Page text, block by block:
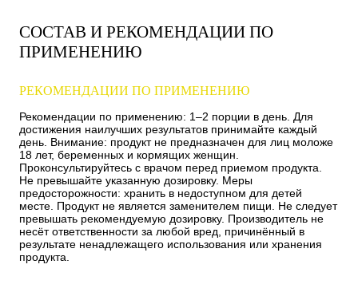
СОСТАВ И РЕКОМЕНДАЦИИ ПО
ПРИМЕНЕНИЮ
РЕКОМЕНДАЦИИ ПО ПРИМЕНЕНИЮ
Рекомендации по применению: 1–2 порции в день. Для
достижения наилучших результатов принимайте каждый
день. Внимание: продукт не предназначен для лиц моложе
18 лет, беременных и кормящих женщин.
Проконсультируйтесь с врачом перед приемом продукта.
Не превышайте указанную дозировку. Меры
предосторожности: хранить в недоступном для детей
месте. Продукт не является заменителем пищи. Не следует
превышать рекомендуемую дозировку. Производитель не
несёт ответственности за любой вред, причинённый в
результате ненадлежащего использования или хранения
продукта.